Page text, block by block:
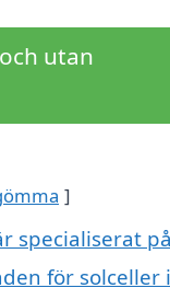
utan
specialiserat
för solceller